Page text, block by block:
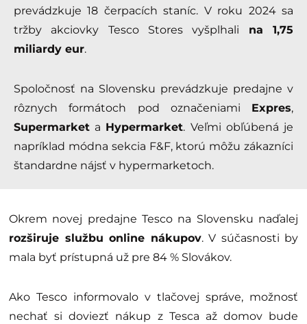
prevádzkuje 18 čerpacích staníc. V roku 2024 sa
tržby akciovky Tesco Stores vyšplhali na 1,75
miliardy eur.
Spoločnosť na Slovensku prevádzkuje predajne v
rôznych formátoch pod označeniami Expres,
Supermarket a Hypermarket. Veľmi obľúbená je
napríklad módna sekcia F&F, ktorú môžu zákazníci
štandardne nájsť v hypermarketoch.
Okrem novej predajne Tesco na Slovensku naďalej
rozširuje službu online nákupov. V súčasnosti by
mala byť prístupná už pre 84 % Slovákov.
Ako Tesco informovalo v tlačovej správe, možnosť
nechať si doviezť nákup z Tesca až domov bude